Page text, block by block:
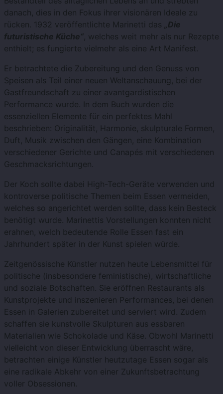
danach, dies in den Fokus ihrer visionären Ideale zu
rücken. 1932 veröffentlichte Marinetti das „Die
futuristische Küche“, welches weit mehr als nur Rezepte
enthielt; es fungierte vielmehr als eine Art Manifest.
Er betrachtete die Zubereitung und den Genuss von
Speisen als Teil einer neuen Weltanschauung, bei der
Gastfreundschaft zu einer avantgardistischen
Performance wurde. In dem Buch wurden die
essenziellen Elemente für ein perfektes Mahl
beschrieben: Originalität, Harmonie, skulpturale Formen,
Duft, Musik zwischen den Gängen, eine Kombination
verschiedener Gerichte und Canapés mit verschiedenen
Geschmacksrichtungen.
Der Koch sollte dabei High-Tech-Geräte verwenden und
kontroverse politische Themen beim Essen vermeiden,
welches so angerichtet werden sollte, dass kein Besteck
benötigt wurde. Marinettis Vorstellungen konnten nicht
erahnen, welch bedeutende Rolle Essen fast ein
Jahrhundert später in der Kunst spielen würde.
Zeitgenössische Künstler nutzen heute Lebensmittel für
politische (insbesondere feministische), wirtschaftliche
und soziale Botschaften. Sie eröffnen Restaurants als
Kunstprojekte und inszenieren Performances, bei denen
Essen in Galerien zubereitet und serviert wird. Zudem
schaffen sie kunstvolle Skulpturen aus essbaren
Materialien wie Schokolade und Käse. Obwohl Marinetti
vielleicht von dieser Entwicklung überrascht wäre,
betrachten einige Künstler heutzutage Essen sogar als
eine radikale Abkehr von einer Zukunftsbetrachtung
voller Obsessionen.